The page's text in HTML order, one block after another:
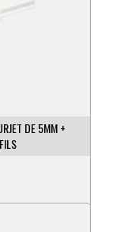
DE 5MM +